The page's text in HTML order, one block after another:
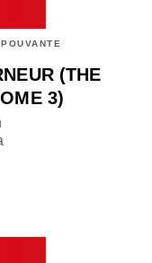
(THE
3)